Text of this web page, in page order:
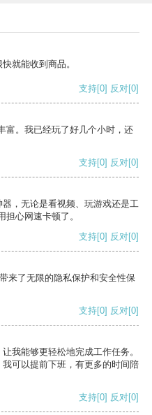
就能收到商品。
支持[0] 反对[0]
富。我已经玩了好几个小时，还
支持[0] 反对[0]
，无论是看视频、玩游戏还是工
心网速卡顿了。
支持[0] 反对[0]
来了无限的隐私保护和安全性保
支持[0] 反对[0]
我能够更轻松地完成工作任务。
可以提前下班，有更多的时间陪
支持[0] 反对[0]